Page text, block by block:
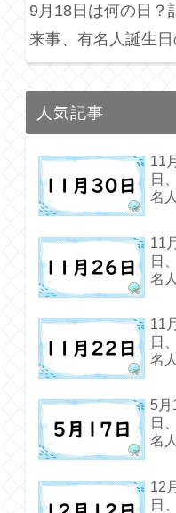
9月18日は何の日？
来事、有名人誕生
人気記事
11
日
名
11
日
名
11
日
名
5月
日
名
12
日